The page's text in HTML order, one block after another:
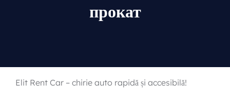
прокат
Elit Rent Car – chirie auto rapidă și accesibilă!